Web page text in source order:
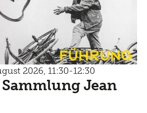
Führung
2026, 11:30-12:30
Jean